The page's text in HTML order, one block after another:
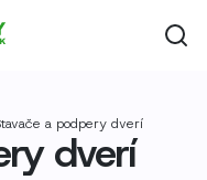
a podpery dverí
dverí